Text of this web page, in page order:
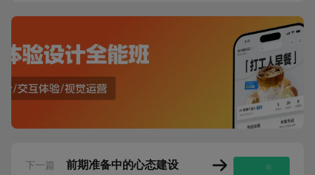
下一篇 前期准备中的心态建设